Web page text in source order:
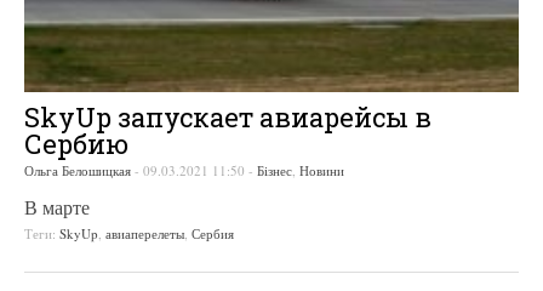
SkyUp запускает авиарейсы в
Сербию
Ольга Белошицкая - 09.03.2021 11:50 - Бізнес Новини
В марте
Теги: SkyUp авиаперелеты Сербия